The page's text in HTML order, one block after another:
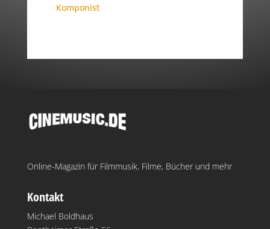
Komponist
Online-Magazin für Filmmusik, Filme, Bücher und mehr
Kontakt
Michael Boldhaus